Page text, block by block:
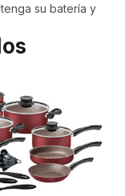
su batería y